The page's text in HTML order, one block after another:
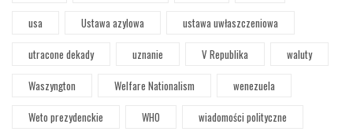
usa
Ustawa azylowa
ustawa uwłaszczeniowa
utracone dekady
uznanie V Republika
waluty
Waszyngton
Welfare Nationalism
wenezuela
Weto prezydenckie
WHO
wiadomości polityczne